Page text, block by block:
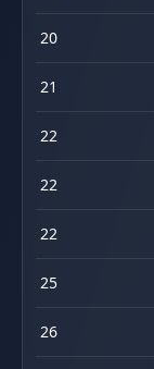
20
21
22
22
22
25
26